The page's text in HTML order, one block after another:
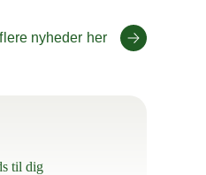
nyheder her
til dig